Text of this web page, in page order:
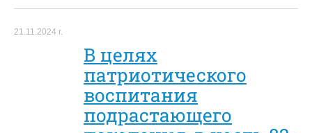
21.11.2024 г.
В целях
патриотического
воспитания
подрастающего